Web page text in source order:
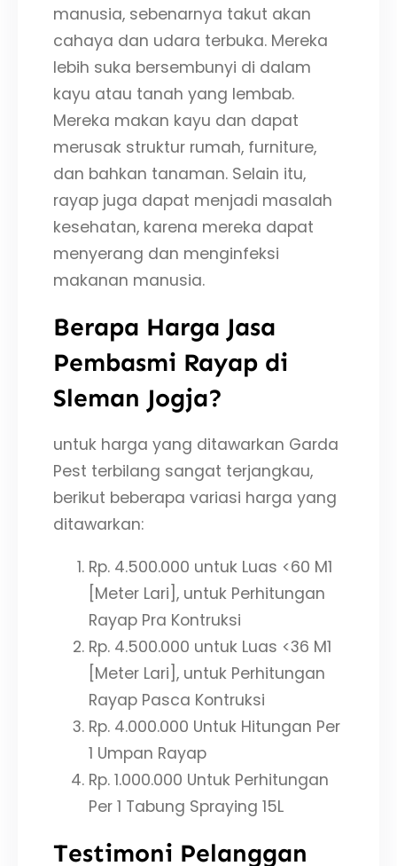
manusia, sebenarnya takut akan
cahaya dan udara terbuka. Mereka
lebih suka bersembunyi di dalam
kayu atau tanah yang lembab.
Mereka makan kayu dan dapat
merusak struktur rumah, furniture,
dan bahkan tanaman. Selain itu,
rayap juga dapat menjadi masalah
kesehatan, karena mereka dapat
menyerang dan menginfeksi
makanan manusia.
Berapa Harga Jasa
Pembasmi Rayap di
Sleman Jogja?
untuk harga yang ditawarkan Garda
Pest terbilang sangat terjangkau,
berikut beberapa variasi harga yang
ditawarkan:
Rp. 4.500.000 untuk Luas <60 M1
[Meter Lari], untuk Perhitungan
Rayap Pra Kontruksi
Rp. 4.500.000 untuk Luas <36 M1
[Meter Lari], untuk Perhitungan
Rayap Pasca Kontruksi
Rp. 4.000.000 Untuk Hitungan Per
1 Umpan Rayap
Rp. 1.000.000 Untuk Perhitungan
Per 1 Tabung Spraying 15L
Testimoni Pelanggan